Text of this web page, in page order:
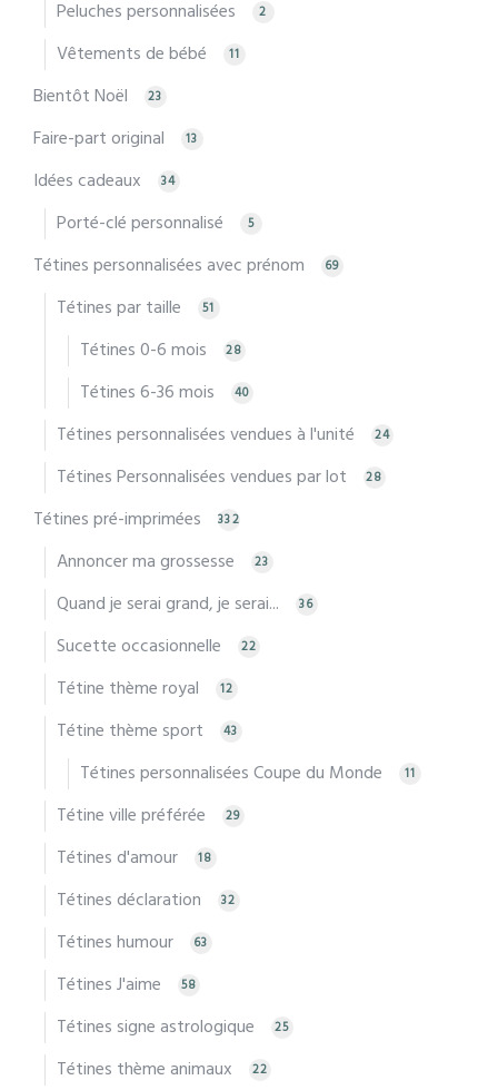
Peluches personnalisées 2
Vêtements de bébé 11
Bientôt Noël 23
Faire-part original 13
Idées cadeaux 34
Porté-clé personnalisé 5
Tétines personnalisées avec prénom 69
Tétines par taille 51
Tétines 0-6 mois 28
Tétines 6-36 mois 40
Tétines personnalisées vendues à l'unité 24
Tétines Personnalisées vendues par lot 28
Tétines pré-imprimées 332
Annoncer ma grossesse 23
Quand je serai grand, je serai... 36
Sucette occasionnelle 22
Tétine thème royal 12
Tétine thème sport 43
Tétines personnalisées Coupe du Monde 11
Tétine ville préférée 29
Tétines d'amour 18
Tétines déclaration 32
Tétines humour 63
Tétines J'aime 58
Tétines signe astrologique 25
Tétines thème animaux 22